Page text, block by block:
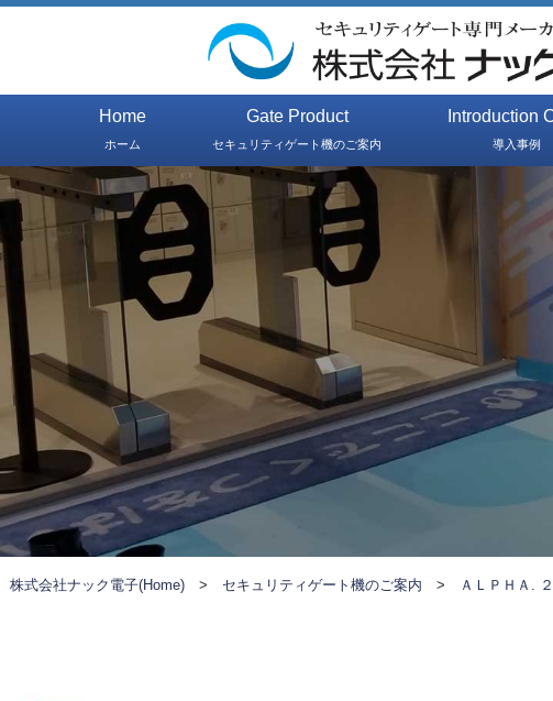
Home
ホーム
Gate Product
セキュリティゲート機のご案内
Introduction
導入事例
株式会社ナック電子(Home) > セキュリティゲート機のご案内 > ＡＬＰＨＡ.